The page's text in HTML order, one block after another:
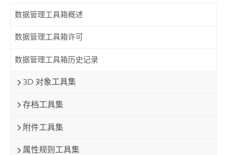
数据管理工具箱概述
数据管理工具箱许可
数据管理工具箱历史记录
3D 对象工具集
存档工具集
附件工具集
属性规则工具集